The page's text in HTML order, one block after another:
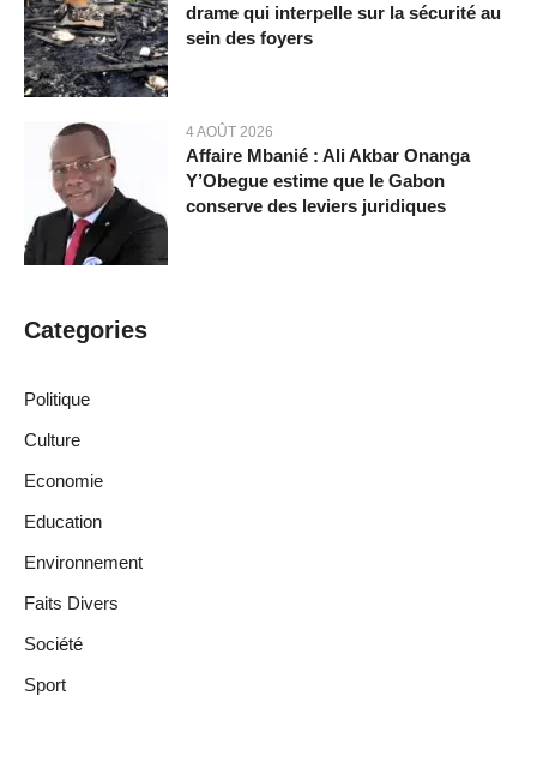
drame qui interpelle sur la sécurité au
sein des foyers
4 AOÛT 2026
Affaire Mbanié : Ali Akbar Onanga
Y’Obegue estime que le Gabon
conserve des leviers juridiques
Categories
Politique
Culture
Economie
Education
Environnement
Faits Divers
Société
Sport